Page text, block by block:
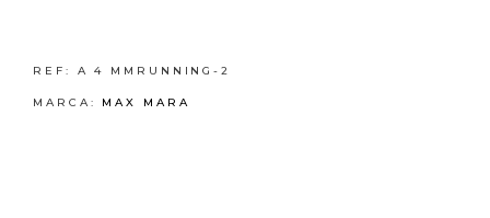
REF: A 4 MMRUNNING-2
MARCA: MAX MARA